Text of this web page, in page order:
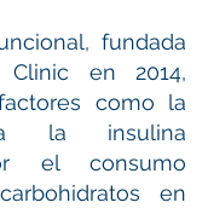
fundada
en 2014,
como la
a la insulina
el consumo
en